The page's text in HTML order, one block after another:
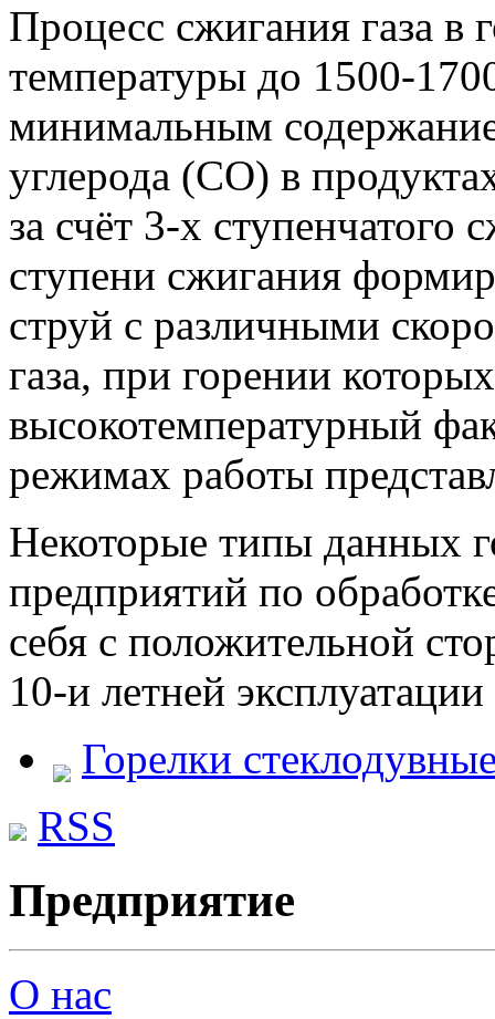
Процесс сжигания газа в
температуры до 1500-
минимальным
углерода (СО) в
за счёт 3-х ступенчатого
ступени сжигания
струй с различными
газа, при горении
высокотемпературный
режимах работы
Некоторые типы данных
предприятий по
себя с положительной
10-и летней эксплуатации
Горелки
RSS
Предприятие
О нас